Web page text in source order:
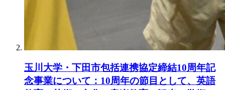
玉川大学・下田市包括連携協定締結10周年記
念事業について：10周年の節目として、英語